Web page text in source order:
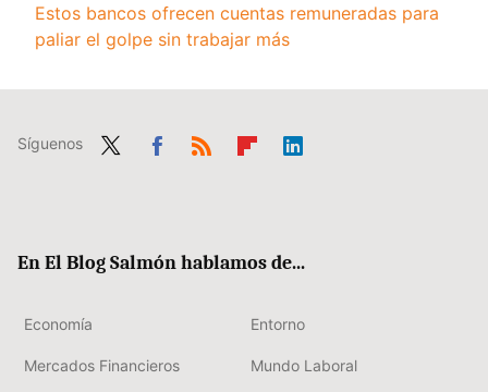
Estos bancos ofrecen cuentas remuneradas para
paliar el golpe sin trabajar más
Síguenos
En El Blog Salmón hablamos de...
Economía Entorno
Mercados Financieros Mundo Laboral